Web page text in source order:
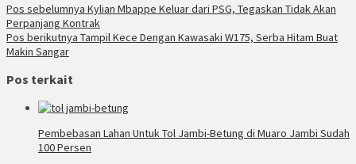
Pos sebelumnya Kylian Mbappe Keluar dari PSG, Tegaskan Tidak Akan
Perpanjang Kontrak
Pos berikutnya Tampil Kece Dengan Kawasaki W175, Serba Hitam Buat
Makin Sangar
Pos terkait
Pembebasan Lahan Untuk Tol Jambi-Betung di Muaro Jambi Sudah
100 Persen